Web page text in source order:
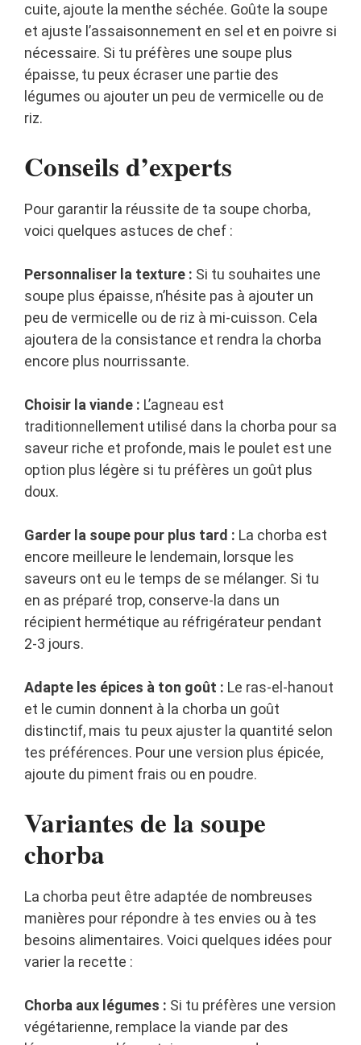
cuite, ajoute la menthe séchée. Goûte la soupe
et ajuste l’assaisonnement en sel et en poivre si
nécessaire. Si tu préfères une soupe plus
épaisse, tu peux écraser une partie des
légumes ou ajouter un peu de vermicelle ou de
riz.
Conseils d’experts
Pour garantir la réussite de ta soupe chorba,
voici quelques astuces de chef :
Personnaliser la texture : Si tu souhaites une
soupe plus épaisse, n’hésite pas à ajouter un
peu de vermicelle ou de riz à mi-cuisson. Cela
ajoutera de la consistance et rendra la chorba
encore plus nourrissante.
Choisir la viande : L’agneau est
traditionnellement utilisé dans la chorba pour sa
saveur riche et profonde, mais le poulet est une
option plus légère si tu préfères un goût plus
doux.
Garder la soupe pour plus tard : La chorba est
encore meilleure le lendemain, lorsque les
saveurs ont eu le temps de se mélanger. Si tu
en as préparé trop, conserve-la dans un
récipient hermétique au réfrigérateur pendant
2-3 jours.
Adapte les épices à ton goût : Le ras-el-hanout
et le cumin donnent à la chorba un goût
distinctif, mais tu peux ajuster la quantité selon
tes préférences. Pour une version plus épicée,
ajoute du piment frais ou en poudre.
Variantes de la soupe
chorba
La chorba peut être adaptée de nombreuses
manières pour répondre à tes envies ou à tes
besoins alimentaires. Voici quelques idées pour
varier la recette :
Chorba aux légumes : Si tu préfères une version
végétarienne, remplace la viande par des